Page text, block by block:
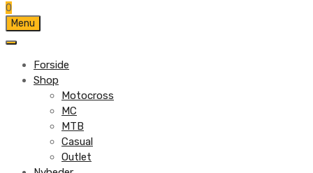
0
Menu
Forside
Shop
Motocross
MC
MTB
Casual
Outlet